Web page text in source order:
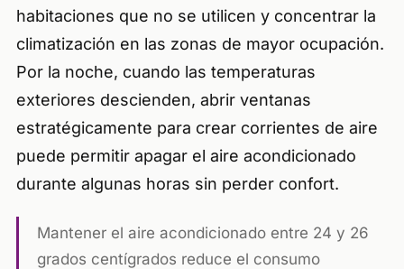
habitaciones que no se utilicen y concentrar la
climatización en las zonas de mayor ocupación.
Por la noche, cuando las temperaturas
exteriores descienden, abrir ventanas
estratégicamente para crear corrientes de aire
puede permitir apagar el aire acondicionado
durante algunas horas sin perder confort.
Mantener el aire acondicionado entre 24 y 26
grados centígrados reduce el consumo